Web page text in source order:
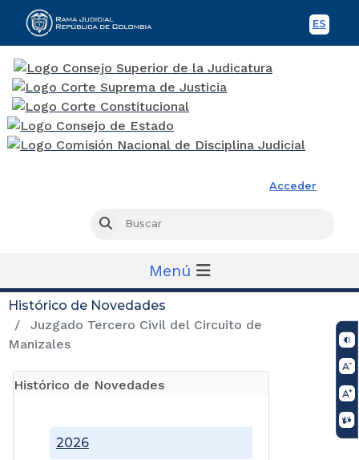
ES
Acceder
Buscar
Menú
Histórico de Novedades
Juzgado Tercero Civil del Circuito de
Manizales
Histórico de Novedades
2026